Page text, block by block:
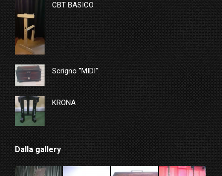
CBT BASICO
Scrigno "MIDI"
KRONA
Dalla gallery